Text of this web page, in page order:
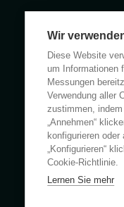
Calle Rumanía
Wir
Diese Website
um Informationen
Messungen
Verwendung aller
zustimmen,
„Annehmen“
konfigurieren
„Konfigurieren“
Cookie-Richtlinie.
Lernen Sie mehr